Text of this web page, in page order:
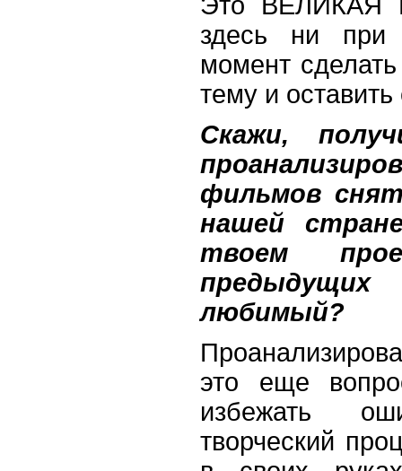
здесь ни при
момент
тему и
Скажи,
фильмов
нашей
твоем
любимый?
это еще
избежать
творческий